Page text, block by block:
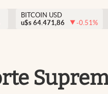
BITCOIN USD
u$s 64.471,86 -0.51%